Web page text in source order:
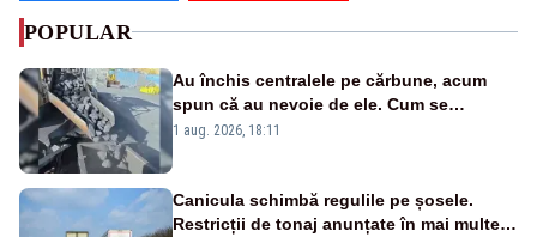
POPULAR
Au închis centralele pe cărbune, acum
spun că au nevoie de ele. Cum se
pasează vina în plină criză energetică
1 aug. 2026, 18:11
Canicula schimbă regulile pe șosele.
Restricții de tonaj anunțate în mai multe